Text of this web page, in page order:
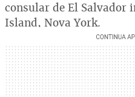
consular de El Salvador
Island, Nova York.